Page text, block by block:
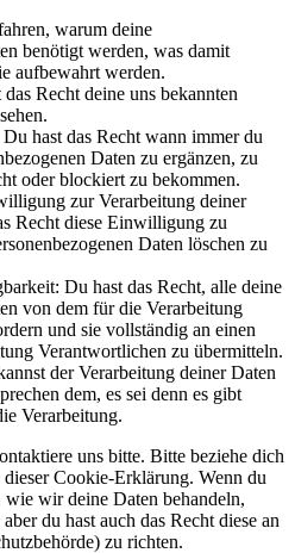
warum deine
benötigt werden, was damit
aufbewahrt werden.
Recht deine uns bekannten
hast das Recht wann immer du
Daten zu ergänzen, zu
oder blockiert zu bekommen.
zur Verarbeitung deiner
Recht diese Einwilligung zu
Daten löschen zu
Du hast das Recht, alle deine
von dem für die Verarbeitung
und sie vollständig an einen
Verantwortlichen zu übermitteln.
der Verarbeitung deiner Daten
dem, es sei denn es gibt
Verarbeitung.
uns bitte. Bitte beziehe dich
Cookie-Erklärung. Wenn du
wie wir deine Daten behandeln,
du hast auch das Recht diese an
zu richten.